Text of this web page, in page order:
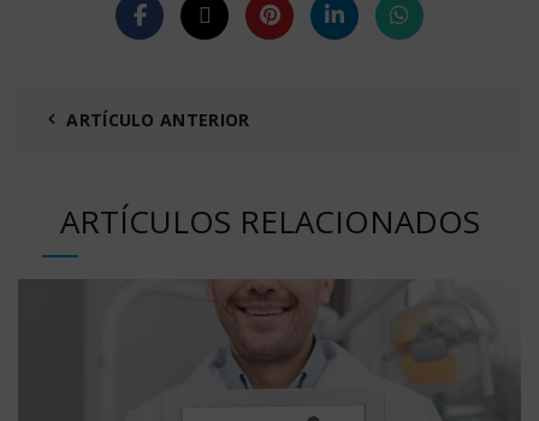
ARTÍCULO ANTERIOR
ARTÍCULOS RELACIONADOS